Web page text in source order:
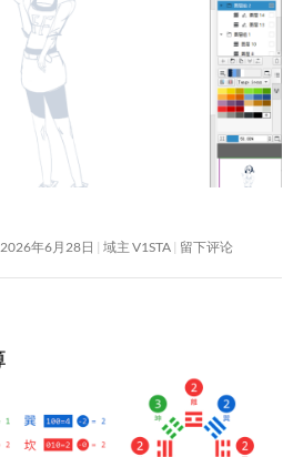
2026年6月28日 域主 V1STA 留下评论